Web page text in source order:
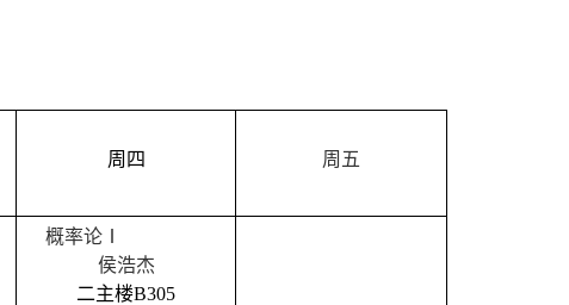
周 四 周五
概率论Ⅰ
侯浩杰
二主楼B305